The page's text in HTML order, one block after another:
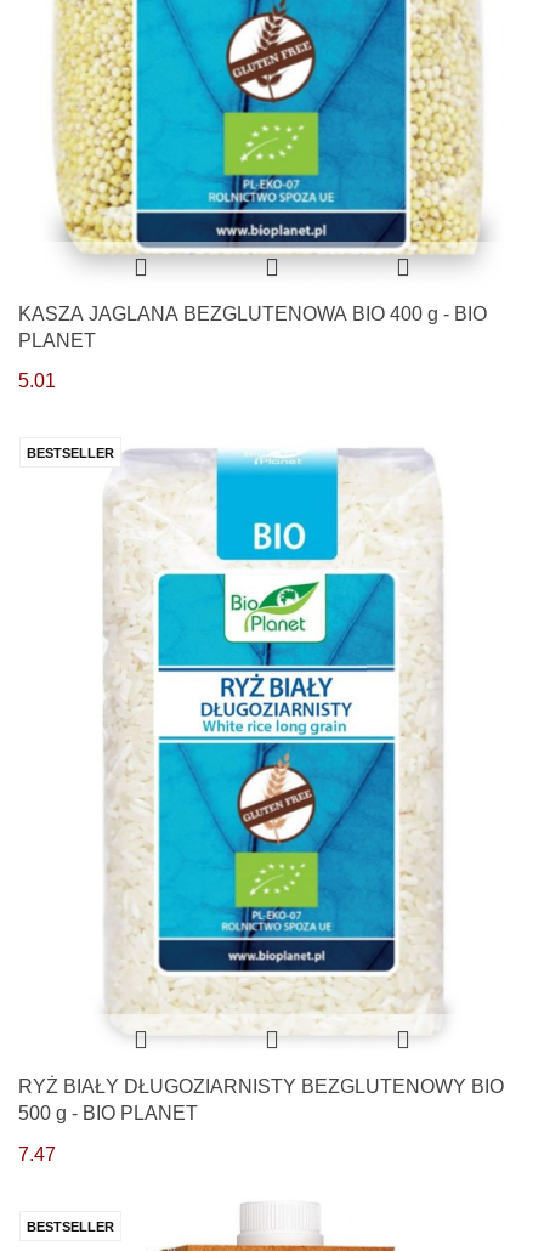
KASZA JAGLANA BEZGLUTENOWA BIO 400 g - BIO
PLANET
5.01
BESTSELLER
RYŻ BIAŁY DŁUGOZIARNISTY BEZGLUTENOWY BIO
500 g - BIO PLANET
7.47
BESTSELLER